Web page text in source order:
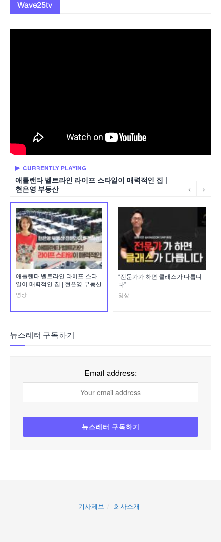
Wave25tv
CURRENTLY PLAYING
애틀랜타 벨트라인 라이프 스타일이 매력적인 집 |
현은영 부동산
애틀랜타 벨트라인 라이프 스타
일이 매력적인 집 | 현은영 부동산
영상
“전문가가 하면 클래스가 다릅니
다”
영상
뉴스레터 구독하기
Email address:
기사제보 회사소개